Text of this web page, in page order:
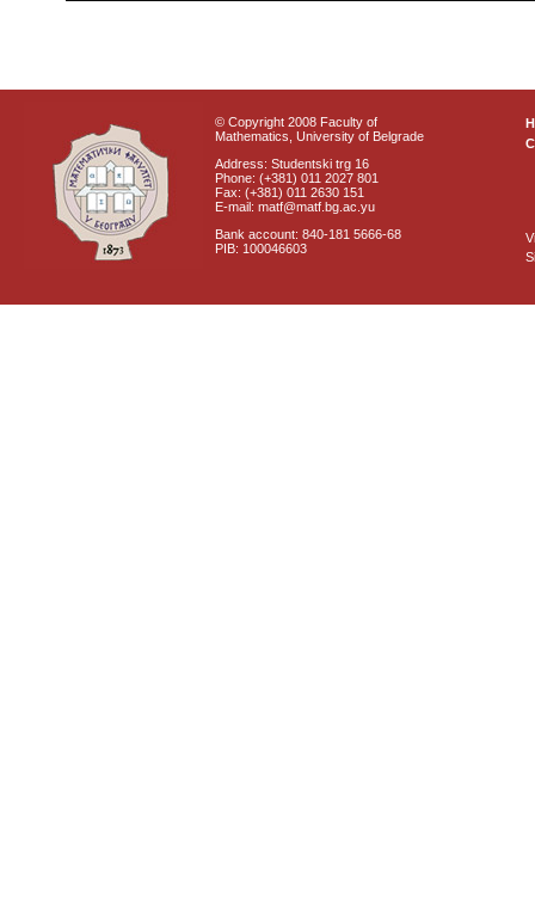
© Copyright 2008 Faculty of
Mathematics, University of Belgrade
Address: Studentski trg 16
Phone: (+381) 011 2027 801
Fax: (+381) 011 2630 151
E-mail: matf@matf.bg.ac.yu
Bank account: 840-181 5666-68
PIB: 100046603